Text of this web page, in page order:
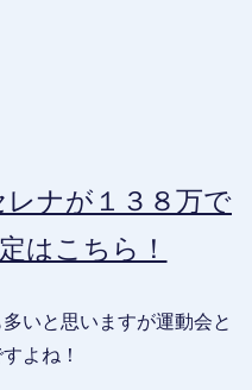
ナが１３８万で
はこちら！
いと思いますが運動会と
よね！